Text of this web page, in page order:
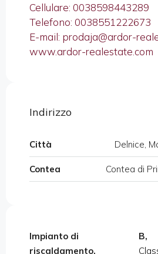
Cellulare: 0038598443289
Telefono: 0038551222673
E-mail: prodaja@ardor-
www.ardor-realestate.com
Indirizzo
Città Delnice,
Contea Contea di
Impianto di
riscaldamento,
B,